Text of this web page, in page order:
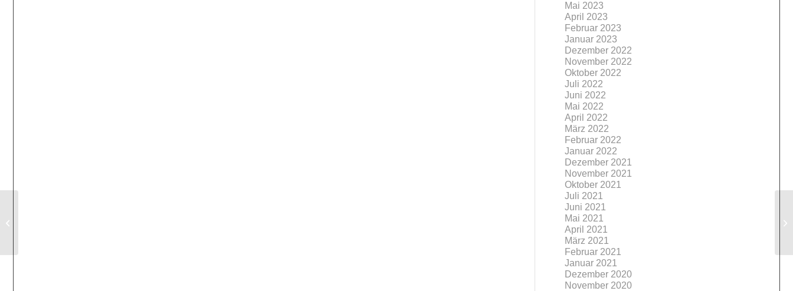
Mai 2023
April 2023
Februar 2023
Januar 2023
Dezember 2022
November 2022
Oktober 2022
Juli 2022
Juni 2022
Mai 2022
April 2022
März 2022
Februar 2022
Januar 2022
Dezember 2021
November 2021
Oktober 2021
Juli 2021
Juni 2021
Mai 2021
April 2021
März 2021
Februar 2021
Januar 2021
Dezember 2020
November 2020